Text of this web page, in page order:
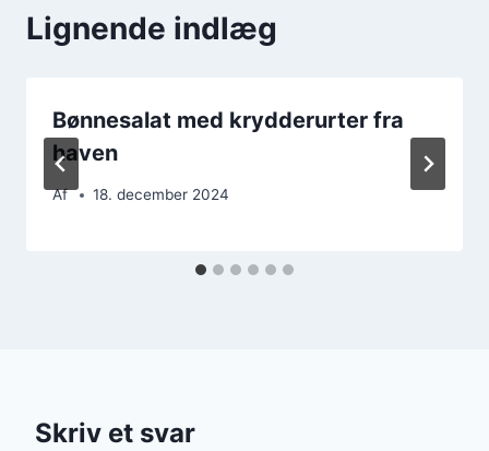
Lignende indlæg
Bønnesalat med krydderurter fra
haven
Af 18. december 2024
Skriv et svar